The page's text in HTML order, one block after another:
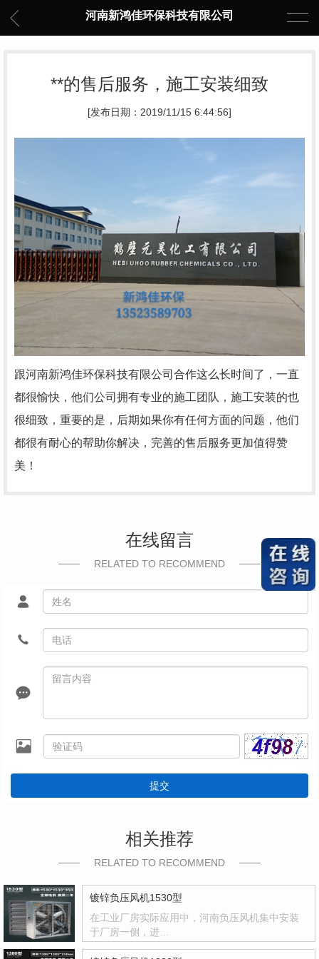
河南新鸿佳环保科技有限公司
**的售后服务，施工安装细致
[发布日期：2019/11/15 6:44:56]
跟河南新鸿佳环保科技有限公司合作这么长时间了，一直
都很愉快，他们公司拥有专业的施工团队，施工安装的也
很细致，重要的是，后期如果你有任何方面的问题，他们
都很有耐心的帮助你解决，完善的售后服务更加值得赞
美！
在线留言
RELATED TO RECOMMEND
提交
相关推荐
RELATED TO RECOMMEND
镀锌负压风机1530型
在工业厂房实际应用中，河南负压风机集中安装
于厂房一侧，进…